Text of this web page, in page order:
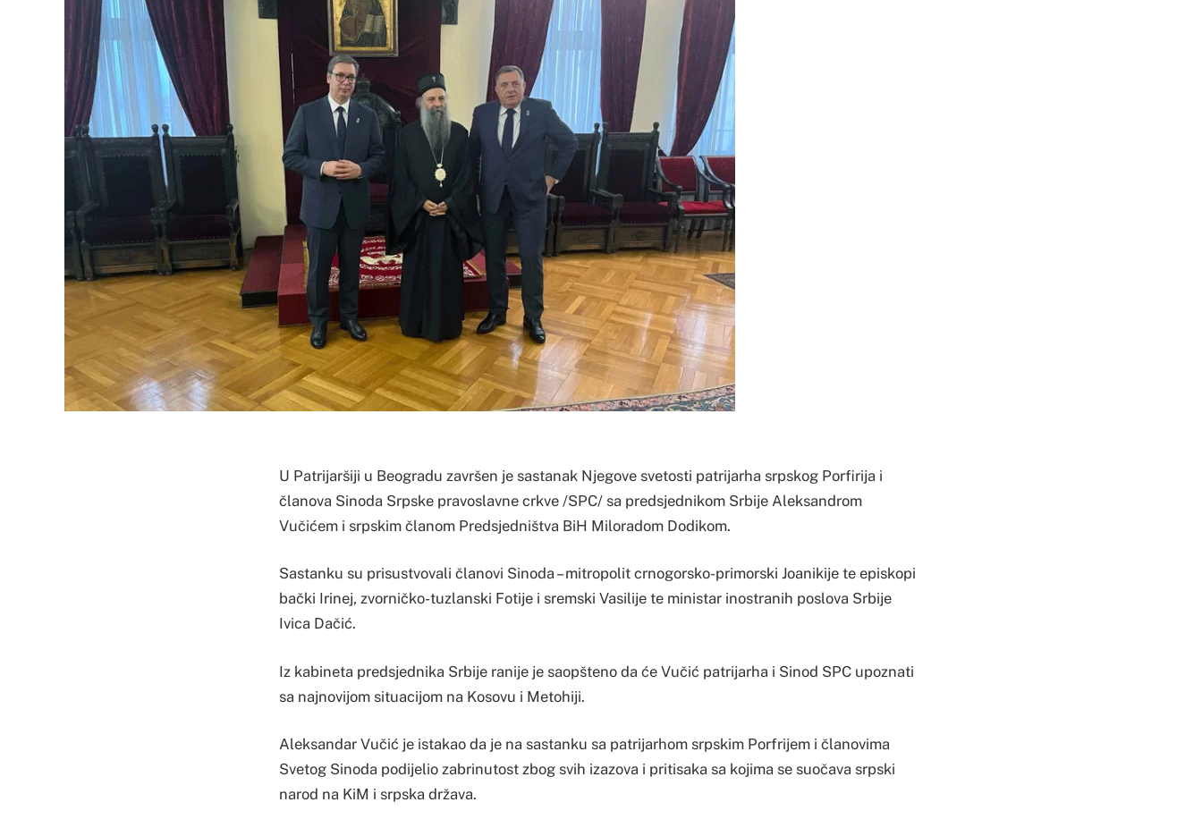
U Patrijaršiji u Beogradu završen je sastanak Njegove svetosti patrijarha srpskog Porfirija i
članova Sinoda Srpske pravoslavne crkve /SPC/ sa predsjednikom Srbije Aleksandrom
Vučićem i srpskim članom Predsjedništva BiH Miloradom Dodikom.
Sastanku su prisustvovali članovi Sinoda – mitropolit crnogorsko-primorski Joanikije te episkopi
bački Irinej, zvorničko-tuzlanski Fotije i sremski Vasilije te ministar inostranih poslova Srbije
Ivica Dačić.
Iz kabineta predsjednika Srbije ranije je saopšteno da će Vučić patrijarha i Sinod SPC upoznati
sa najnovijom situacijom na Kosovu i Metohiji.
Aleksandar Vučić je istakao da je na sastanku sa patrijarhom srpskim Porfrijem i članovima
Svetog Sinoda podijelio zabrinutost zbog svih izazova i pritisaka sa kojima se suočava srpski
narod na KiM i srpska država.